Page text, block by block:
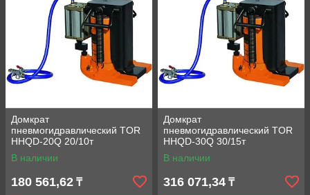
Домкрат
пневмогидравлический TOR
HHQD-20Q 20/10т
В наличии
180 561,62 ₸
Домкрат
пневмогидравлический TOR
HHQD-30Q 30/15т
В наличии
316 071,34 ₸